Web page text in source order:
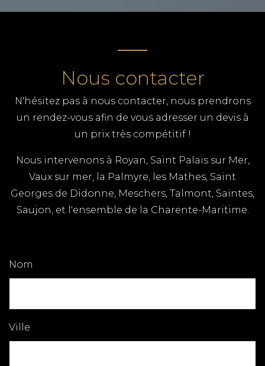
Nous contacter
N'hésitez pas à nous contacter, nous prendrons
un rendez-vous afin de vous adresser un devis à
un prix très compétitif !
Nous intervenons à Royan, Saint Palais sur Mer,
Vaux sur mer, la Palmyre, les Mathes, Saint
Georges de Didonne, Meschers, Talmont, Saintes,
Saujon, et l'ensemble de la Charente-Maritime.
Nom
Ville